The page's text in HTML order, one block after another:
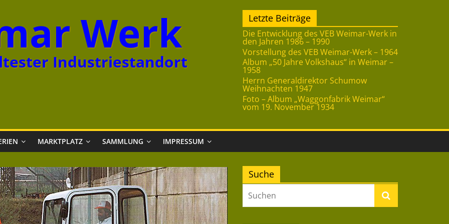
Werk
Industriestandort
Letzte Beiträge
Die Entwicklung des VEB Weimar-Werk in
den Jahren 1986 – 1990
Vorstellung des VEB Weimar-Werk – 1964
Album „50 Jahre Volkshaus“ in Weimar –
1958
Herrn Generaldirektor Schumow
Weihnachten 1947
Foto – Album „Waggonfabrik Weimar“
vom 19. November 1934
MARKTPLATZ SAMMLUNG IMPRESSUM
Suche